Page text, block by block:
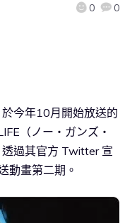
0 0
今年10月開始放送的
（ノー・ガンズ・
過其官方 Twitter 宣
動畫第二期。